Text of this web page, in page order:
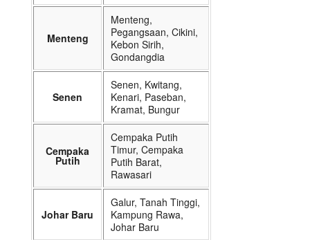
Menteng
Menteng,
Pegangsaan, Cikini,
Kebon Sirih,
Gondangdia
Senen
Senen, Kwitang,
Kenari, Paseban,
Kramat, Bungur
Cempaka
Putih
Cempaka Putih
Timur, Cempaka
Putih Barat,
Rawasari
Johar Baru
Galur, Tanah Tinggi,
Kampung Rawa,
Johar Baru